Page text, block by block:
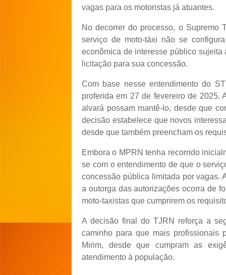
vagas para os motoristas já atuantes.
No decorrer do processo, o Supremo
serviço de moto-táxi não se
econômica de interesse público
licitação para sua concessão.
Com base nesse entendimento do
proferida em 27 de fevereiro de 2025.
alvará possam mantê-lo, desde que
decisão estabelece que novos
desde que também preencham os
Embora o MPRN tenha recorrido
se com o entendimento de que o
concessão pública limitada por vagas.
a outorga das autorizações ocorra de
moto-taxistas que cumprirem os
A decisão final do TJRN reforça a
caminho para que mais profissionais
Mirim, desde que cumpram as
atendimento à população.